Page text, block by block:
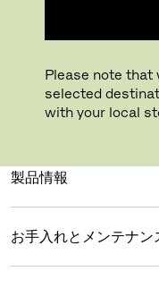
Please note that
selected
with your local
Buying online? This is our
online purchasing. Orders
製品情報
お手入れとメンテナン